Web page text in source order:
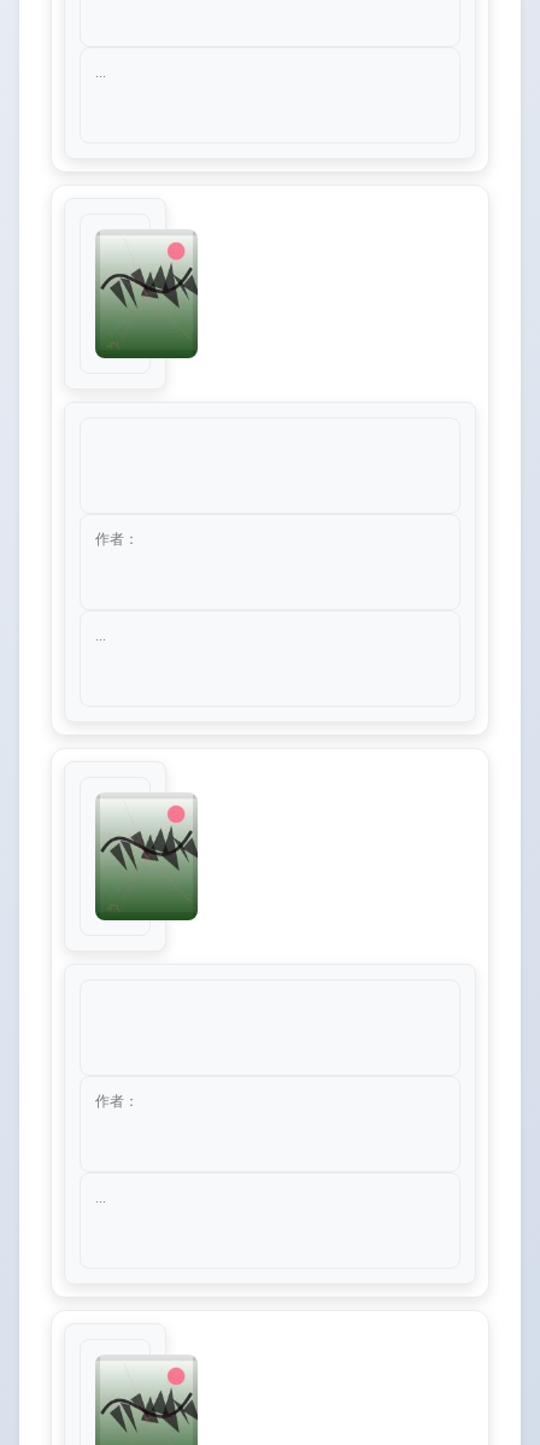
...
作者：
作者：